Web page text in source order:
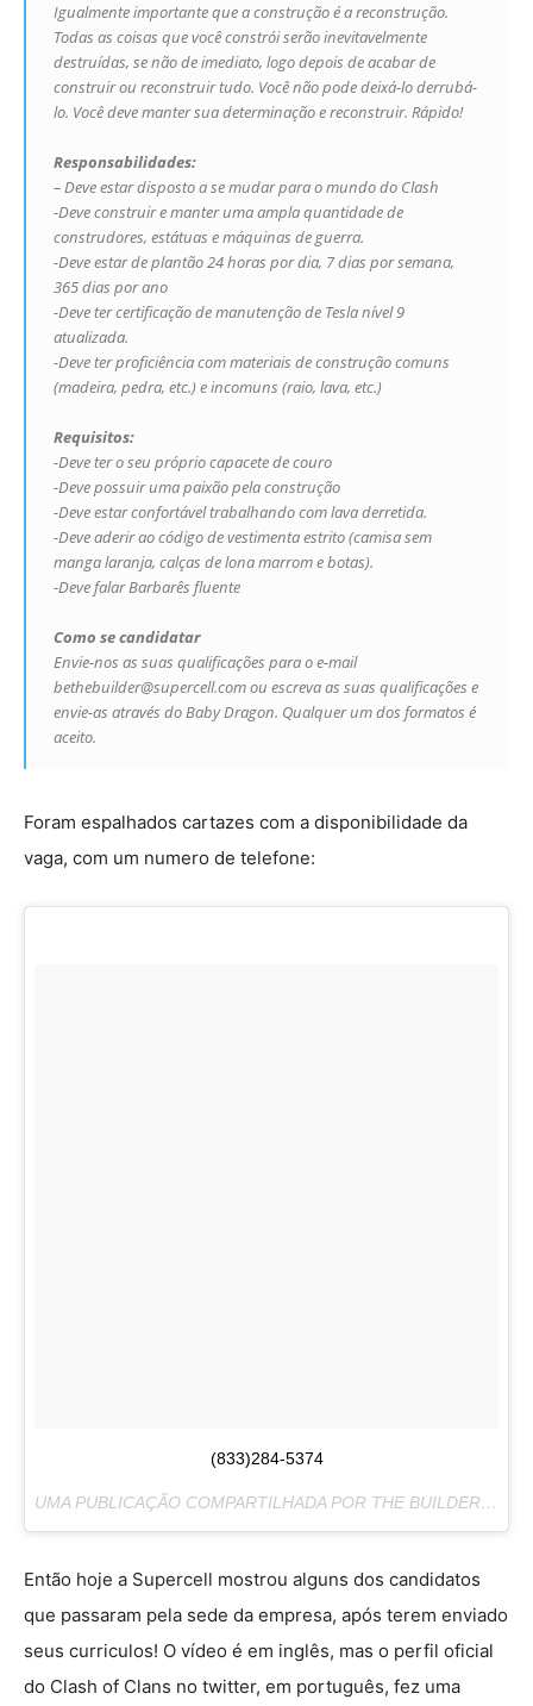
Igualmente importante que a construção é a reconstrução.
Todas as coisas que você constrói serão inevitavelmente
destruídas, se não de imediato, logo depois de acabar de
construir ou reconstruir tudo. Você não pode deixá-lo derrubá-
lo. Você deve manter sua determinação e reconstruir. Rápido!
Responsabilidades:
– Deve estar disposto a se mudar para o mundo do Clash
-Deve construir e manter uma ampla quantidade de
construdores, estátuas e máquinas de guerra.
-Deve estar de plantão 24 horas por dia, 7 dias por semana,
365 dias por ano
-Deve ter certificação de manutenção de Tesla nível 9
atualizada.
-Deve ter proficiência com materiais de construção comuns
(madeira, pedra, etc.) e incomuns (raio, lava, etc.)
Requisitos:
-Deve ter o seu próprio capacete de couro
-Deve possuir uma paixão pela construção
-Deve estar confortável trabalhando com lava derretida.
-Deve aderir ao código de vestimenta estrito (camisa sem
manga laranja, calças de lona marrom e botas).
-Deve falar Barbarês fluente
Como se candidatar
Envie-nos as suas qualificações para o e-mail
bethebuilder@supercell.com ou escreva as suas qualificações e
envie-as através do Baby Dragon. Qualquer um dos formatos é
aceito.
Foram espalhados cartazes com a disponibilidade da
vaga, com um numero de telefone:
(833)284-5374
UMA PUBLICAÇÃO COMPARTILHADA POR THE BUILDER (@CLASHOFCLANS) EM
Então hoje a Supercell mostrou alguns dos candidatos
que passaram pela sede da empresa, após terem enviado
seus curriculos! O vídeo é em inglês, mas o perfil oficial
do Clash of Clans no twitter, em português, fez uma